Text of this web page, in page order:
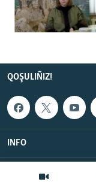
QOŞULIÑIZ!
INFO